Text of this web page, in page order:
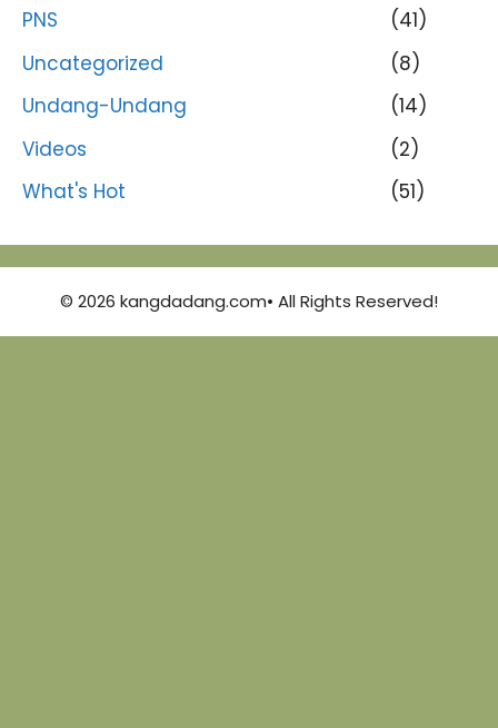
PNS
(41)
Uncategorized
(8)
Undang-Undang
(14)
Videos
(2)
What's Hot
(51)
© 2026 kangdadang.com• All Rights Reserved!